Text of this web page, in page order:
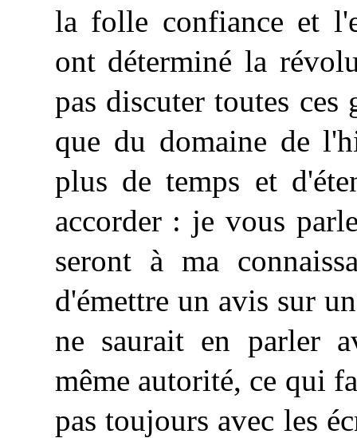
la folle confiance et
ont déterminé la
pas discuter toutes ces
que du domaine de
plus de temps et
accorder : je vous
seront à ma
d'émettre un avis sur
ne saurait en parler
même autorité, ce qui
pas toujours avec les